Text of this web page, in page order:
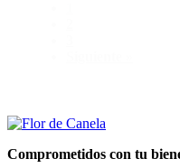
Comprometidos con tu